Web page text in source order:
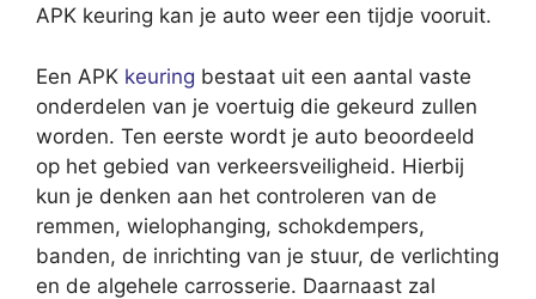
APK keuring kan je auto weer een tijdje vooruit.
Een APK keuring bestaat uit een aantal vaste
onderdelen van je voertuig die gekeurd zullen
worden. Ten eerste wordt je auto beoordeeld
op het gebied van verkeersveiligheid. Hierbij
kun je denken aan het controleren van de
remmen, wielophanging, schokdempers,
banden, de inrichting van je stuur, de verlichting
en de algehele carrosserie. Daarnaast zal